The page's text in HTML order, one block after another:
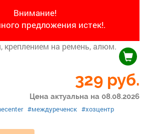
Внимание!
предложения истек!.
креплением на ремень, алюм.
329 руб.
Цена актуальна на 08.08.2026
#междуреченск #хозцентр